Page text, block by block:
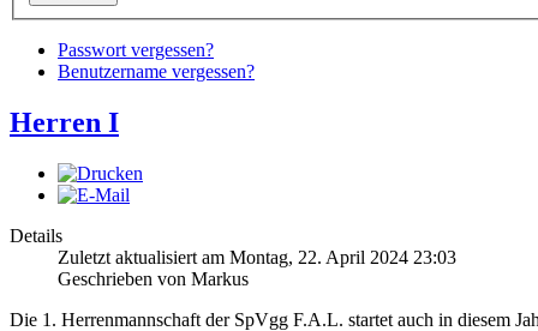
Passwort vergessen?
Benutzername vergessen?
Herren I
Details
Zuletzt aktualisiert am Montag, 22. April 2024 23:03
Geschrieben von Markus
Die 1. Herrenmannschaft der SpVgg F.A.L. startet auch in diesem